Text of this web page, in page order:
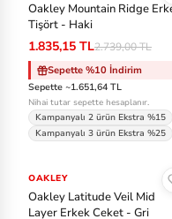
Oakley Mountain Ridge
Tişört - Haki
1.835,15 TL2.739,00 TL
Sepette %10 İndirim
Sepette ~1.651,64 TL
Nihai tutar sepette hesaplanır.
Kampanyalı 2 ürün Ekstra %15
Kampanyalı 3 ürün Ekstra %25
-%45
OAKLEY
Oakley Latitude Veil Mid
Layer Erkek Ceket - Gri